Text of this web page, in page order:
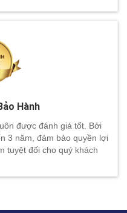
Hành
được đánh giá tốt. Bởi
3 năm, đảm bảo quyền lợi
tuyệt đối cho quý khách